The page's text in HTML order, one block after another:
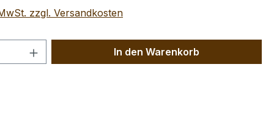
zzgl. Versandkosten
Anzahl: Gib den gewünschten Wert
In den Warenkorb